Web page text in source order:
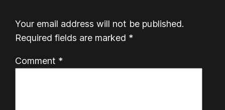
Your email address will not be published.
Required fields are marked *
Comment *